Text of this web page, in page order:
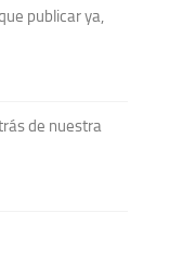
publicar ya,
de nuestra